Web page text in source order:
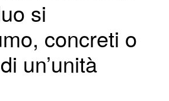
si
concreti o
un’unità